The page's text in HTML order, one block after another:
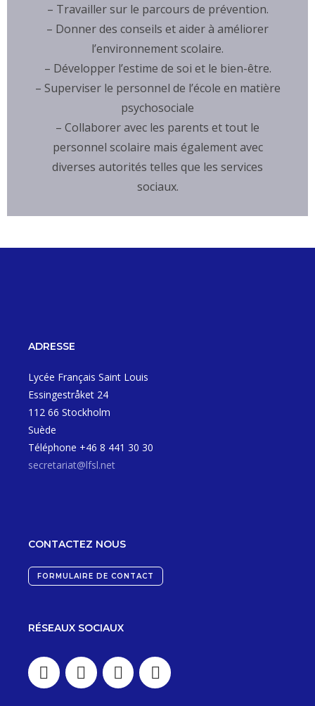
– Travailler sur le parcours de prévention.
– Donner des conseils et aider à améliorer
l’environnement scolaire.
– Développer l’estime de soi et le bien-être.
– Superviser le personnel de l’école en matière
psychosociale
– Collaborer avec les parents et tout le
personnel scolaire mais également avec
diverses autorités telles que les services
sociaux.
ADRESSE
Lycée Français Saint Louis
Essingestråket 24
112 66 Stockholm
Suède
Téléphone +46 8 441 30 30
secretariat@lfsl.net
CONTACTEZ NOUS
FORMULAIRE DE CONTACT
RÉSEAUX SOCIAUX